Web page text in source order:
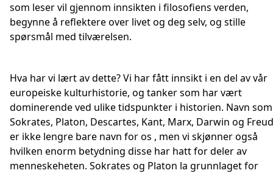
som leser vil gjennom innsikten i filosofiens verden,
begynne å reflektere over livet og deg selv, og stille
spørsmål med tilværelsen.
Hva har vi lært av dette? Vi har fått innsikt i en del av vår
europeiske kulturhistorie, og tanker som har vært
dominerende ved ulike tidspunkter i historien. Navn som
Sokrates, Platon, Descartes, Kant, Marx, Darwin og Freud
er ikke lengre bare navn for os , men vi skjønner også
hvilken enorm betydning disse har hatt for deler av
menneskeheten. Sokrates og Platon la grunnlaget for